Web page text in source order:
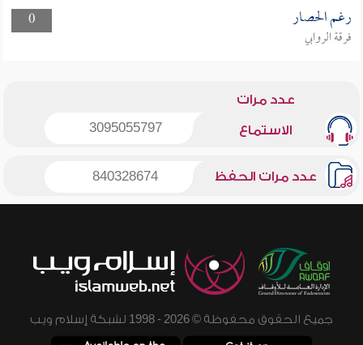
0
رغم الحصار
فرقة الروابي
عدد مرات
الاستماع 3095055797
عدد مرات الحفظ 840328674
جميع الحقوق محفوظة © 2026 - 1998 لشبكة إسلام ويب